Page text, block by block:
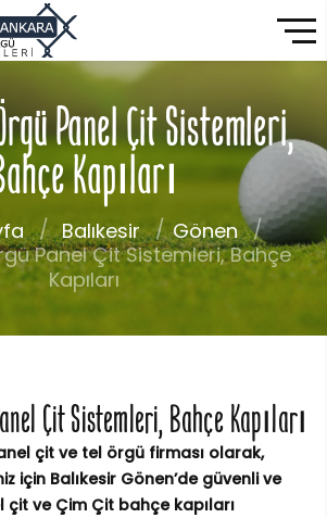
Panel Çit Sistemleri,
Kapıları
Balıkesir
Gönen
Panel Çit Sistemleri, Bahçe
Kapıları
Çit Sistemleri, Bahçe Kapıları
çit ve tel örgü firması olarak,
için Balıkesir Gönen’de güvenli ve
ve Çim Çit bahçe kapıları